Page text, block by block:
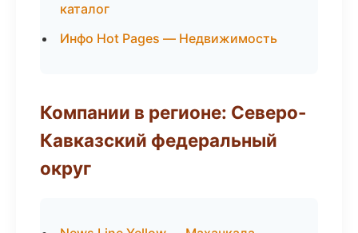
каталог
Инфо Hot Pages — Недвижимость
Компании в регионе: Северо-
Кавказский федеральный
округ